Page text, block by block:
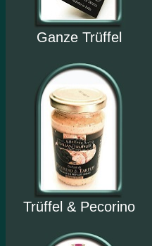
Ganze Trüffel
Trüffel & Pecorino